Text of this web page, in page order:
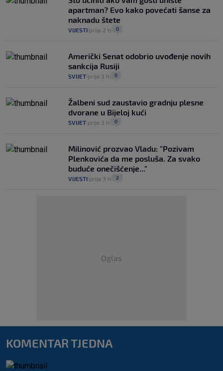
apartman? Evo kako povećati šanse za
naknadu štete
VIJESTI prije 2 h 0
Američki Senat odobrio uvođenje novih
sankcija Rusiji
SVIJET prije 3 h 0
Žalbeni sud zaustavio gradnju plesne
dvorane u Bijeloj kući
SVIJET prije 3 h 0
Milinović prozvao Vladu: "Pozivam
Plenkovića da me posluša. Za svako
buduće onečišćenje..."
VIJESTI prije 3 h 2
Oglas
KOMENTAR TJEDNA